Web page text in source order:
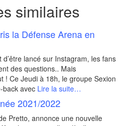
similaires
la Défense Arena en
d’être lancé sur Instagram, les fans
des questions.. Mais
! Ce Jeudi à 18h, le groupe Sexion
back avec Lire la suite…
2021/2022
Pretto, annonce une nouvelle